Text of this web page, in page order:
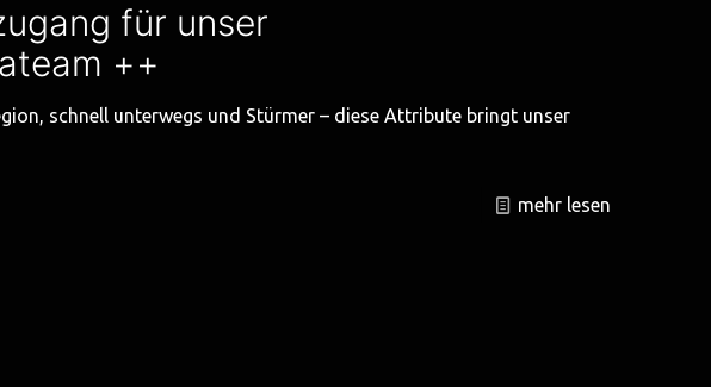
für unser
++
schnell unterwegs und Stürmer – diese Attribute bringt unser
mehr lesen